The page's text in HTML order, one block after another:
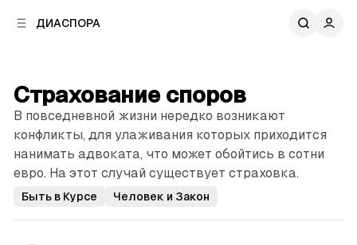
ДИАСПОРА
Страхование споров
В повседневной жизни нередко возникают
конфликты, для улаживания которых приходится
нанимать адвоката, что может обойтись в сотни
евро. На этот случай существует страховка.
Быть в Курсе Человек и Закон